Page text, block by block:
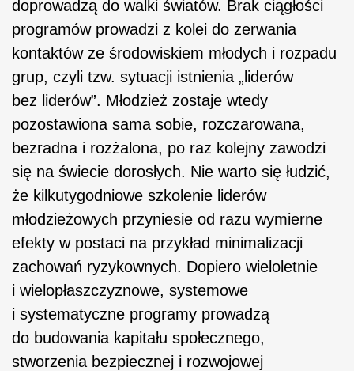
doprowadzą do walki światów. Brak ciągłości
programów prowadzi z kolei do zerwania
kontaktów ze środowiskiem młodych i rozpadu
grup, czyli tzw. sytuacji istnienia „liderów
bez liderów”. Młodzież zostaje wtedy
pozostawiona sama sobie, rozczarowana,
bezradna i rozżalona, po raz kolejny zawodzi
się na świecie dorosłych. Nie warto się łudzić,
że kilkutygodniowe szkolenie liderów
młodzieżowych przyniesie od razu wymierne
efekty w postaci na przykład minimalizacji
zachowań ryzykownych. Dopiero wieloletnie
i wielopłaszczyznowe, systemowe
i systematyczne programy prowadzą
do budowania kapitału społecznego,
stworzenia bezpiecznej i rozwojowej